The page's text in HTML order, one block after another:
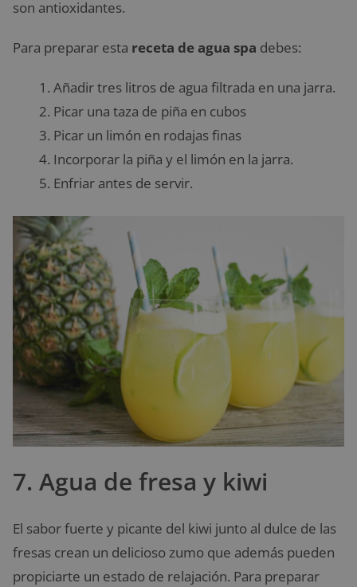
son antioxidantes.
Para preparar esta receta de agua spa debes:
Añadir tres litros de agua filtrada en una jarra.
Picar una taza de piña en cubos
Picar un limón en rodajas finas
Incorporar la piña y el limón en la jarra.
Enfriar antes de servir.
7. Agua de fresa y kiwi
El sabor fuerte y picante del kiwi junto al dulce de las
fresas crean un delicioso zumo que además pueden
propiciarte un estado de relajación. Para preparar